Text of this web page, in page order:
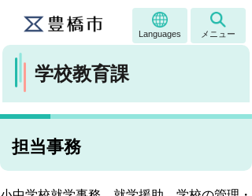
Languages メニュー
学校教育課
担当事務